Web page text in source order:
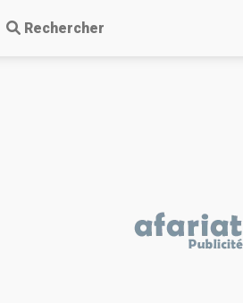
Rechercher